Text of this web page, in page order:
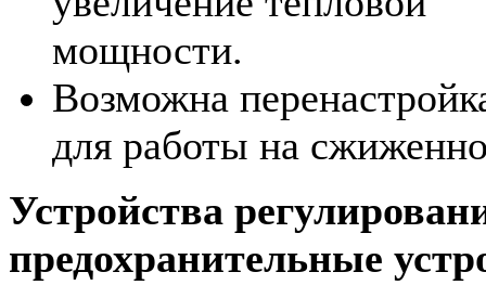
мощности.
Возможна
для работы на
Устройства
предохранительные